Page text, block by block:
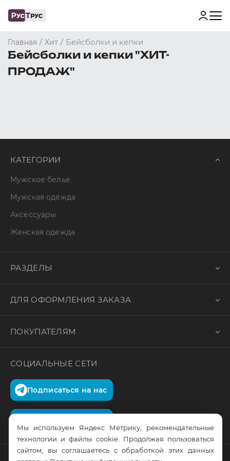
Главная / Хит / Бейсболки и кепки
Бейсболки и кепки "ХИТ-
ПРОДАЖ"
КАТЕГОРИИ
Мужское белье
Мужская одежда
Аксессуары
Женская одежда
РАЗДЕЛЫ
ДЛЯ ОФОРМЛЕНИЯ ЗАКАЗА
ПОКУПАТЕЛЯМ
СОЦИАЛЬНЫЕ СЕТИ
Подписаться на нас
Мы используем Яндекс Метрику, рекомендательные
технологии и файлы cookie. Продолжая пользоваться
сайтом, вы соглашаетесь с обработкой этих данных